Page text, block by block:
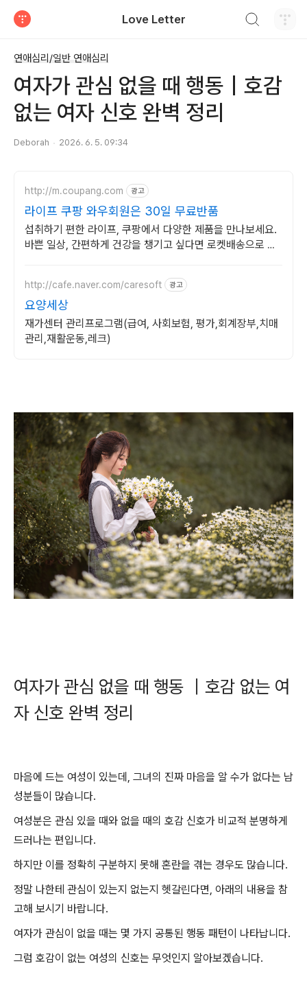
Love Letter
연애심리/일반 연애심리
여자가 관심 없을 때 행동｜호감
없는 여자 신호 완벽 정리
Deborah 2026. 6. 5. 09:34
http://m.coupang.com 광고
라이프 쿠팡 와우회원은 30일 무료반품
섭취하기 편한 라이프, 쿠팡에서 다양한 제품을 만나보세요.
바쁜 일상, 간편하게 건강을 챙기고 싶다면 로켓배송으로 받
http://cafe.naver.com/caresoft 광고
요양세상
재가센터 관리프로그램(급여, 사회보험, 평가,회계장부,치매
관리,재활운동,레크)
여자가 관심 없을 때 행동 ｜호감 없는 여
자 신호 완벽 정리
마음에 드는 여성이 있는데, 그녀의 진짜 마음을 알 수가 없다는 남
성분들이 많습니다.
여성분은 관심 있을 때와 없을 때의 호감 신호가 비교적 분명하게
드러나는 편입니다.
하지만 이를 정확히 구분하지 못해 혼란을 겪는 경우도 많습니다.
정말 나한테 관심이 있는지 없는지 헷갈린다면, 아래의 내용을 참
고해 보시기 바랍니다.
여자가 관심이 없을 때는 몇 가지 공통된 행동 패턴이 나타납니다.
그럼 호감이 없는 여성의 신호는 무엇인지 알아보겠습니다.